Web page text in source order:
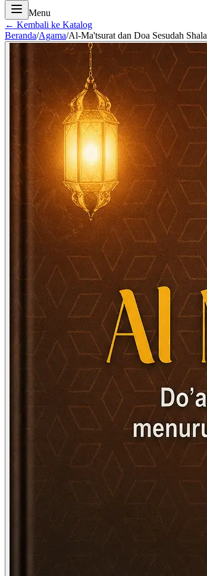
Menu
← Kembali ke Katalog
Beranda/Agama/Al-Ma'tsurat dan Doa Sesudah